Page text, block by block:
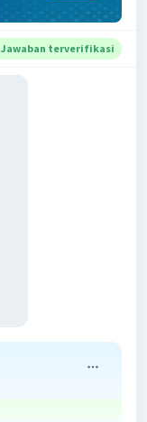
Jawaban terverifikasi